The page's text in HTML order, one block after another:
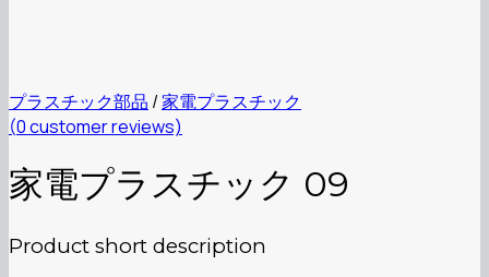
プラスチック部品 /家電プラスチック
(0customer reviews)
家電プラスチック 09
Product short description